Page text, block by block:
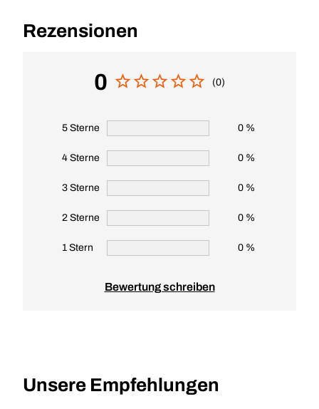
Rezensionen
0 (0)
5 Sterne 0 %
4 Sterne 0 %
3 Sterne 0 %
2 Sterne 0 %
1 Stern 0 %
Bewertung schreiben
Unsere Empfehlungen